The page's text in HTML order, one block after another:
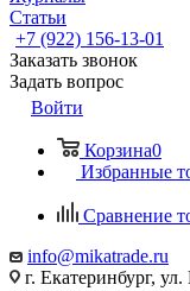
Статьи
+7 (922) 156-13-01
Заказать звонок
Задать вопрос
Войти
Корзина0
Избранные
Сравнение
info@mikatrade.ru
г. Екатеринбург,